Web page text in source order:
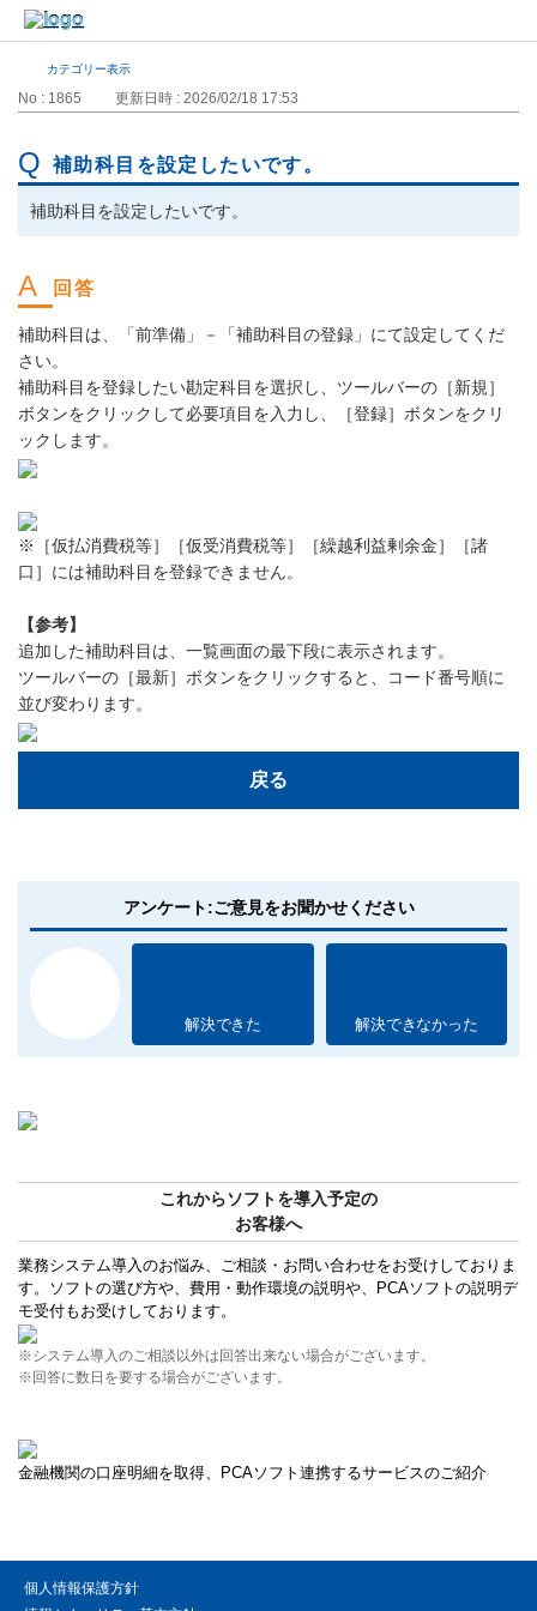
カテゴリー表示
No : 1865 更新日時 : 2026/02/18 17:53
補助科目を設定したいです。
補助科目を設定したいです。
補助科目は、「前準備」－「補助科目の登録」にて設定してくだ
さい。
補助科目を登録したい勘定科目を選択し、ツールバーの［新規］
ボタンをクリックして必要項目を入力し、［登録］ボタンをクリ
ックします。
※［仮払消費税等］［仮受消費税等］［繰越利益剰余金］［諸
口］には補助科目を登録できません。
【参考】
追加した補助科目は、一覧画面の最下段に表示されます。
ツールバーの［最新］ボタンをクリックすると、コード番号順に
並び変わります。
戻る
アンケート:ご意見をお聞かせください
解決できた 解決できなかった
これからソフトを導入予定の
お客様へ
業務システム導入のお悩み、ご相談・お問い合わせをお受けしておりま
す。ソフトの選び方や、費用・動作環境の説明や、PCAソフトの説明デ
モ受付もお受けしております。
※システム導入のご相談以外は回答出来ない場合がございます。
※回答に数日を要する場合がございます。
金融機関の口座明細を取得、PCAソフト連携するサービスのご紹介
個人情報保護方針